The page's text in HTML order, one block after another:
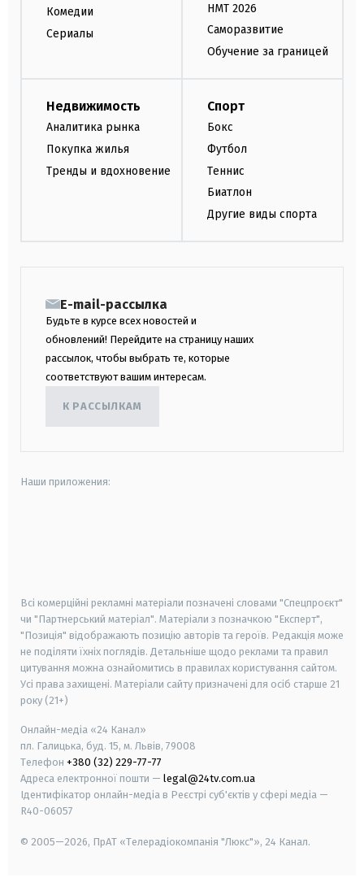
Комедии
Сериалы
НМТ 2026
Саморазвитие
Обучение за границей
Недвижимость
Аналитика рынка
Покупка жилья
Тренды и вдохновение
Спорт
Бокс
Футбол
Теннис
Биатлон
Другие виды спорта
E-mail-рассылка
Будьте в курсе всех новостей и
обновлений! Перейдите на страницу наших
рассылок, чтобы выбрать те, которые
соответствуют вашим интересам.
К РАССЫЛКАМ
Наши приложения:
Всі комерційні рекламні матеріали позначені словами "Спецпроєкт"
чи "Партнерський матеріал". Матеріали з позначкою "Експерт",
"Позиція" відображають позицію авторів та героїв. Редакція може
не поділяти їхніх поглядів. Детальніше щодо реклами та правил
цитування можна ознайомитись в правилах користування сайтом.
Усі права захищені. Матеріали сайту призначені для осіб старше 21
року (21+)
Онлайн-медіа «24 Канал»
пл. Галицька, буд. 15, м. Львів, 79008
Телефон +380 (32) 229-77-77
Адреса електронної пошти — legal@24tv.com.ua
Ідентифікатор онлайн-медіа в Реєстрі суб'єктів у сфері медіа —
R40-06057
© 2005—2026, ПрАТ «Телерадіокомпанія "Люкс"», 24 Канал.